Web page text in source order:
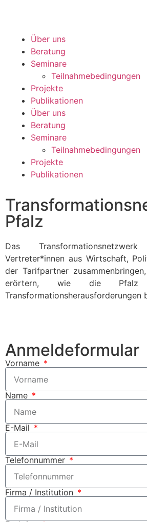
Über uns
Beratung
Seminare
Teilnahmebedingungen
Projekte
Publikationen
Über uns
Beratung
Seminare
Teilnahmebedingungen
Projekte
Publikationen
Pfalz
Das
Vertreter*innen aus Wirtschaft,
der Tarifpartner
erörtern, wie die Pfalz
Transformationsherausforderungen
Anmeldeformular
Vorname
Name
E-Mail
Telefonnummer
Firma / Institution